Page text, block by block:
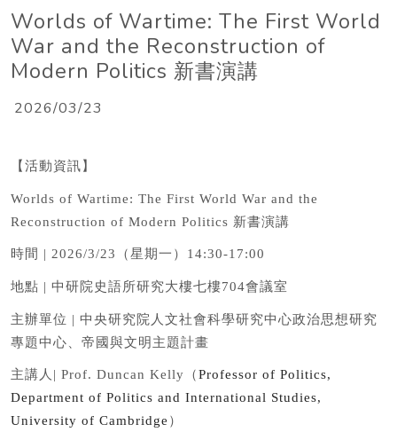
Worlds of Wartime: The First World
War and the Reconstruction of
Modern Politics 新書演講
2026/03/23
【活動資訊】
Worlds of Wartime: The First World War and the
Reconstruction of Modern Politics 新書演講
時間 | 2026/3/23 （星期一） 14:30-17:00
地點 | 中研院史語所研究大樓七樓704會議室
主辦單位 | 中央研究院人文社會科學研究中心政治思想研究
專題中心、帝國與文明主題計畫
主講人 | Prof. Duncan Kelly （Professor of Politics,
Department of Politics and International Studies,
University of Cambridge ）